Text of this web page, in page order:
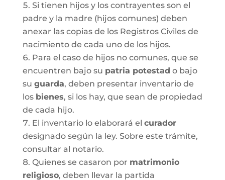
Si tienen hijos y los contrayentes son el
padre y la madre (hijos comunes) deben
anexar las copias de los Registros Civiles de
nacimiento de cada uno de los hijos.
Para el caso de hijos no comunes, que se
encuentren bajo su patria potestad o bajo
su guarda, deben presentar inventario de
los bienes, si los hay, que sean de propiedad
de cada hijo.
El inventario lo elaborará el curador
designado según la ley. Sobre este trámite,
consultar al notario.
Quienes se casaron por matrimonio
religioso, deben llevar la partida